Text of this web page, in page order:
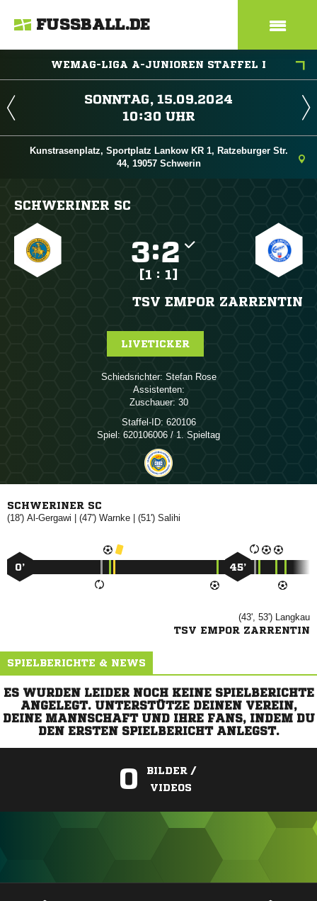
FUSSBALL.DE
WEMAG-LIGA A-JUNIOREN STAFFEL I
 
 
Kunstrasenplatz, Sportplatz Lankow KR 1, Ratzeburger Str.
44, 19057 Schwerin
SCHWERINER SC
:
[1 : 1]
TSV EMPOR ZARRENTIN
LIVETICKER
Schiedsrichter:  
Assistenten:
Zuschauer: 30
Staffel-ID: 620106
Spiel: 620106006 / 1. Spieltag
SCHWERINER SC
(18')  | (47')  | (51') 
0’ 45’
(43', 53') 
TSV EMPOR ZARRENTIN
SPIELBERICHTE & NEWS
ES WURDEN LEIDER NOCH KEINE SPIELBERICHTE
ANGELEGT. UNTERSTÜTZE DEINEN VEREIN,
DEINE MANNSCHAFT UND IHRE FANS, INDEM DU
DEN ERSTEN SPIELBERICHT ANLEGST.
0
BILDER /
VIDEOS